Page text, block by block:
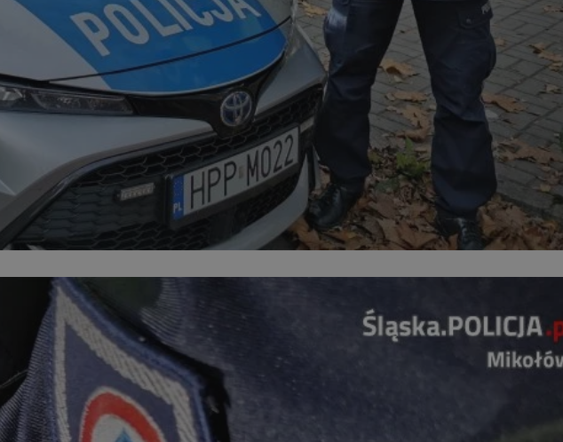
Ten plik cookie przechowuje identyfikator sesji.
Ten plik cookie przechowuje identyfikator sesji.
Ten plik cookie przechowuje identyfikator sesji.
Ten plik cookie przechowuje informacje o zgodzie
użytkownika oraz jego preferencjach dotyczących
prywatności podczas korzystania z witryny. Rejestruje
wybory dotyczące polityki prywatności i ustawień
zgody, zapewniając ich przestrzeganie w kolejnych
wizytach. Dzięki temu użytkownik nie musi ponownie
konfigurować swoich preferencji, co zwiększa wygodę i
zgodność z regulacjami ochrony danych.
Ten plik cookie służy do rozróżniania ludzi i botów. Jest
umożliwia tworzenie ważnych raportów na temat
korzystania z jej witryny internetowej.
Ten plik cookie jest używany przez usługę Cookie-
Script.com do zapamiętywania preferencji dotyczących
zgody użytkownika na pliki cookie. Jest to konieczne,
aby baner cookie Cookie-Script.com działał poprawnie.
Ten plik cookie służy do rozróżniania ludzi i botów. Jest
to korzystne dla strony internetowej, ponieważ
umożliwia tworzenie ważnych raportów na temat
korzystania z jej witryny internetowej.